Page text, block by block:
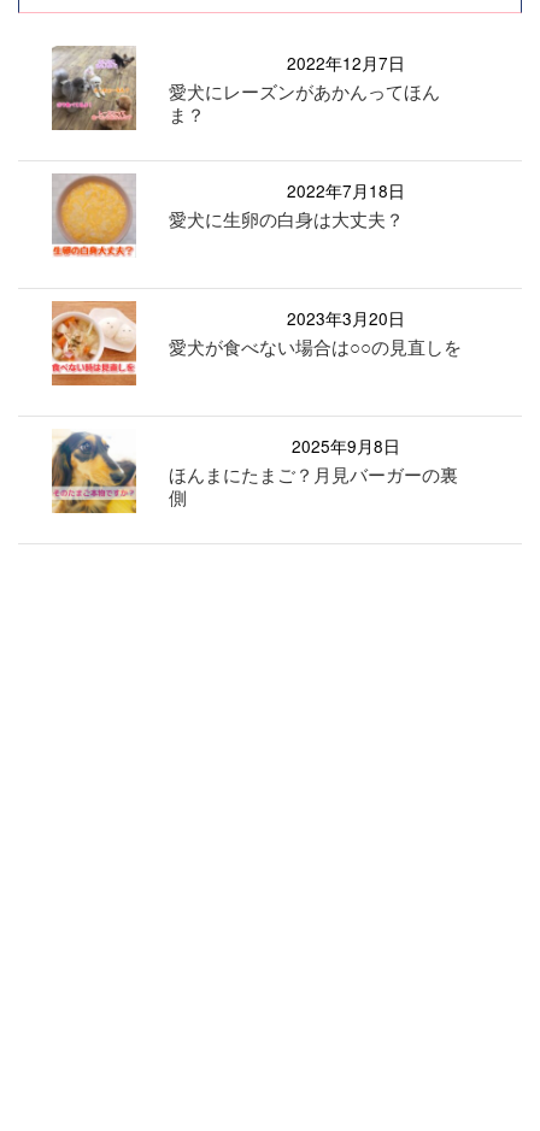
2022年12月7日
愛犬にレーズンがあかんってほん
ま？
2022年7月18日
愛犬に生卵の白身は大丈夫？
2023年3月20日
愛犬が食べない場合は○○の見直しを
2025年9月8日
ほんまにたまご？月見バーガーの裏
側